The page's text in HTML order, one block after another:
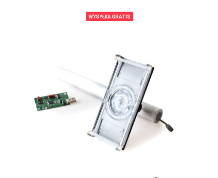
WYSYŁKA GRATIS